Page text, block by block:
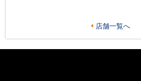
店舗一覧へ